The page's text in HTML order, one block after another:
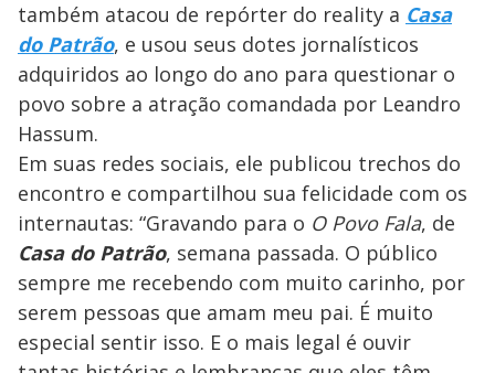
também atacou de repórter do reality a Casa
do Patrão, e usou seus dotes jornalísticos
adquiridos ao longo do ano para questionar o
povo sobre a atração comandada por Leandro
Hassum.
Em suas redes sociais, ele publicou trechos do
encontro e compartilhou sua felicidade com os
internautas: “Gravando para o O Povo Fala, de
Casa do Patrão, semana passada. O público
sempre me recebendo com muito carinho, por
serem pessoas que amam meu pai. É muito
especial sentir isso. E o mais legal é ouvir